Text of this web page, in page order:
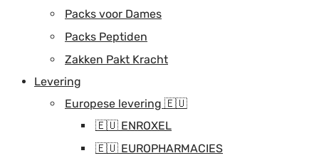
Packs voor Dames
Packs Peptiden
Zakken Pakt Kracht
Levering
Europese levering 🇪🇺
🇪🇺 ENROXEL
🇪🇺 EUROPHARMACIES